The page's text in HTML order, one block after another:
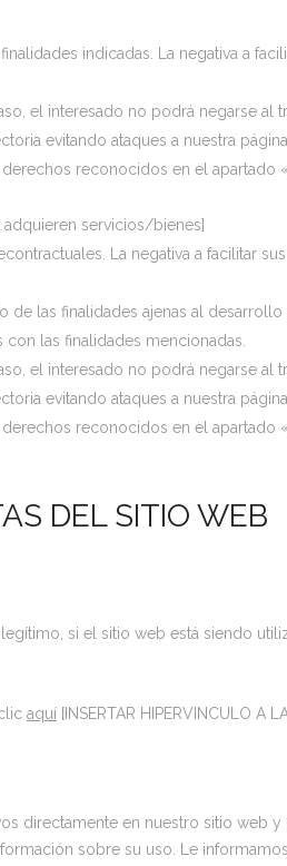
indicadas. La negativa a
el interesado no podrá negarse al
evitando ataques a nuestra
reconocidos en el apartado
adquieren servicios/bienes]
La negativa a facilitar
las finalidades ajenas al
las finalidades mencionadas.
el interesado no podrá negarse al
evitando ataques a nuestra
reconocidos en el apartado
DEL SITIO WEB
si el sitio web está siendo
aquí [INSERTAR HIPERVINCULO A
directamente en nuestro sitio web
sobre su uso. Le